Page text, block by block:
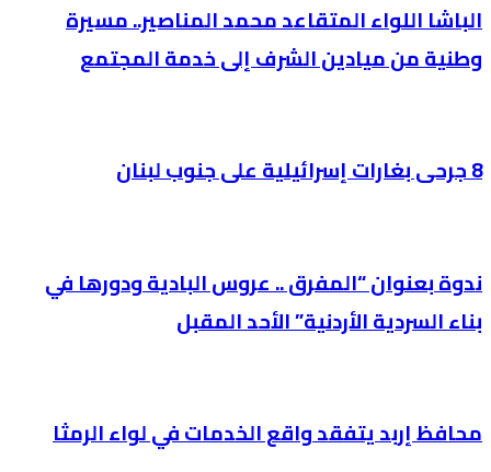
الباشا اللواء المتقاعد محمد المناصير.. مسيرة
وطنية من ميادين الشرف إلى خدمة المجتمع
8 جرحى بغارات إسرائيلية على جنوب لبنان
ندوة بعنوان “المفرق .. عروس البادية ودورها في
بناء السردية الأردنية” الأحد المقبل
محافظ إربد يتفقد واقع الخدمات في لواء الرمثا